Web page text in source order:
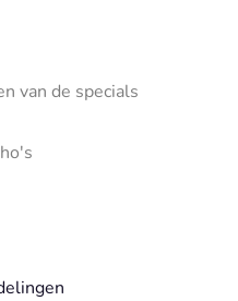
van de specials